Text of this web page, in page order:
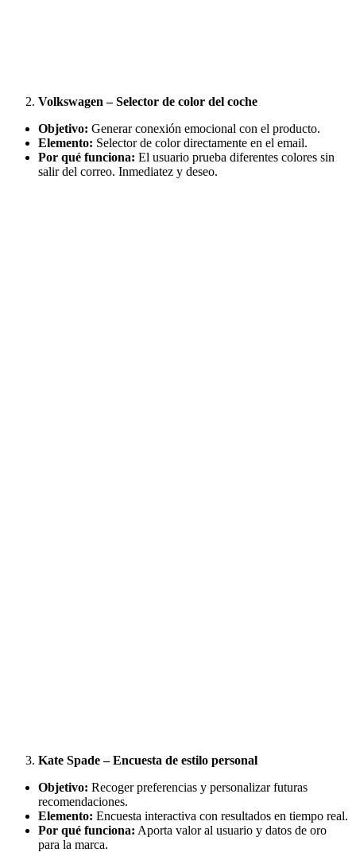
Volkswagen – Selector de color del coche
Objetivo: Generar conexión emocional con el producto.
Elemento: Selector de color directamente en el email.
Por qué funciona: El usuario prueba diferentes colores sin
salir del correo. Inmediatez y deseo.
Kate Spade – Encuesta de estilo personal
Objetivo: Recoger preferencias y personalizar futuras
recomendaciones.
Elemento: Encuesta interactiva con resultados en tiempo real.
Por qué funciona: Aporta valor al usuario y datos de oro
para la marca.